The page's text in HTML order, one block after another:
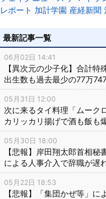
レポート 加計学園 産経新聞
最新記事一覧
06月02日 14:41
【異次元の少子化】合計特
出生数も過去最少の77万
05月31日 12:00
次に来るタイ料理「ムーク
カリッカリ揚げで酒も飯も
05月30日 18:00
【悲報】岸田翔太郎首相秘
による人事介入で辞職が遅
05月22日 18:53
【悲報】「集団かぜ等」に